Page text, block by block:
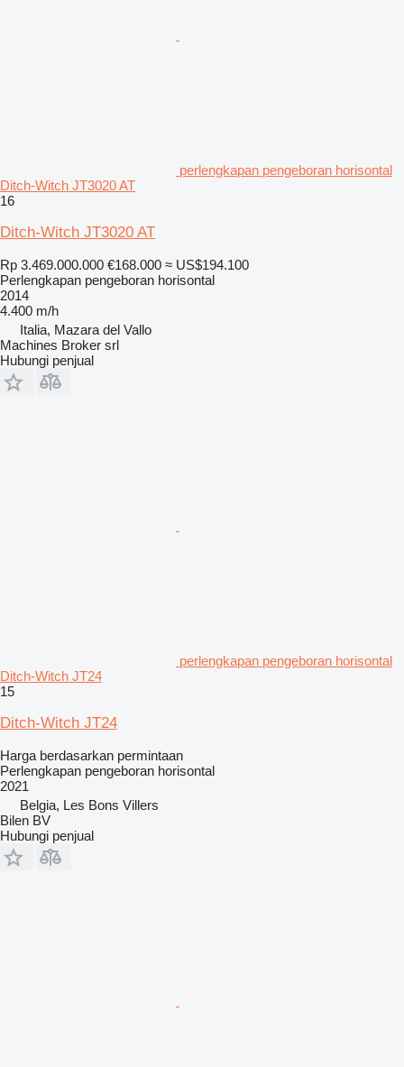
perlengkapan pengeboran horisontal
Ditch-Witch JT3020 AT
16
Ditch-Witch JT3020 AT
Rp 3.469.000.000 €168.000 ≈ US$194.100
Perlengkapan pengeboran horisontal
2014
4.400 m/h
Italia, Mazara del Vallo
Machines Broker srl
Hubungi penjual
perlengkapan pengeboran horisontal
Ditch-Witch JT24
15
Ditch-Witch JT24
Harga berdasarkan permintaan
Perlengkapan pengeboran horisontal
2021
Belgia, Les Bons Villers
Bilen BV
Hubungi penjual